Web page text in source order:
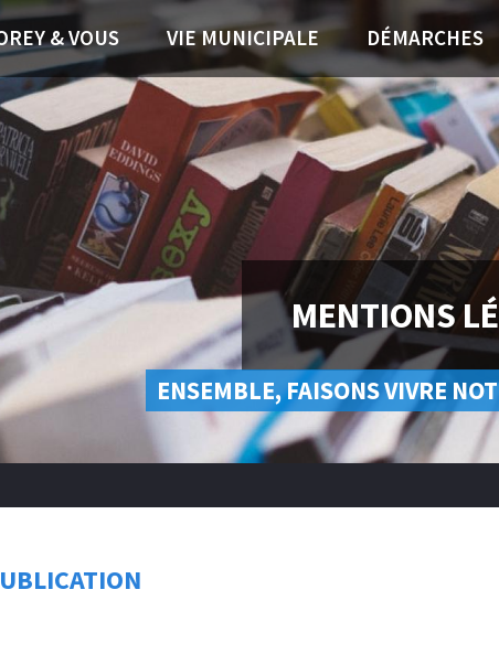
& VOUS VIE MUNICIPALE DÉMARCHES
MENTIONS
ENSEMBLE, FAISONS VIVRE